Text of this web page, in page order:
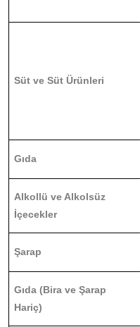
Süt ve Süt Ürünleri
Gıda
Alkollü ve Alkolsüz
İçecekler
Şarap
Gıda (Bira ve Şarap
Hariç)